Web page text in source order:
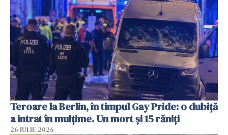
Teroare la Berlin, în timpul Gay Pride: o dubiță
a intrat în mulțime. Un mort și 15 răniți
26 IULIE 2026